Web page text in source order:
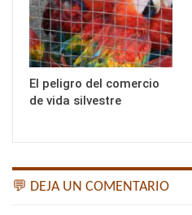
El peligro del comercio
de vida silvestre
💬 DEJA UN COMENTARIO